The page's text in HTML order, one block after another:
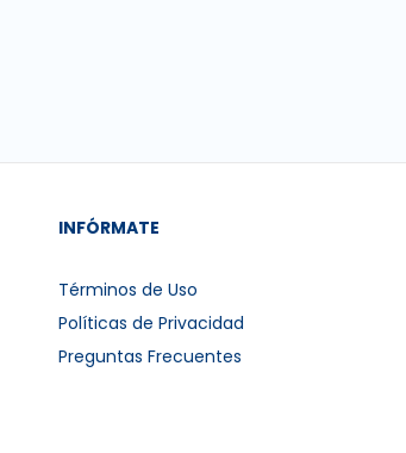
INFÓRMATE
Términos de Uso
Políticas de Privacidad
Preguntas Frecuentes